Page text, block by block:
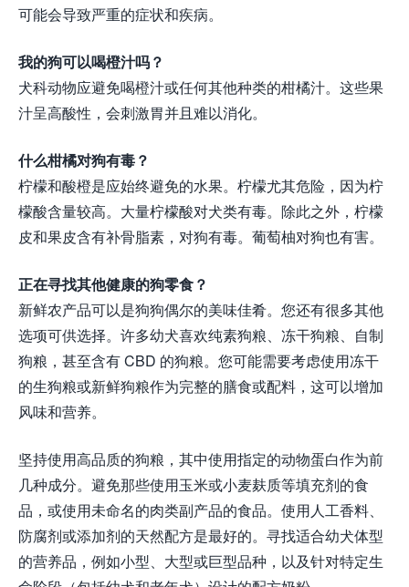
可能会导致严重的症状和疾病。
我的狗可以喝橙汁吗？
犬科动物应避免喝橙汁或任何其他种类的柑橘汁。这些果
汁呈高酸性，会刺激胃并且难以消化。
什么柑橘对狗有毒？
柠檬和酸橙是应始终避免的水果。柠檬尤其危险，因为柠
檬酸含量较高。大量柠檬酸对犬类有毒。除此之外，柠檬
皮和果皮含有补骨脂素，对狗有毒。葡萄柚对狗也有害。
正在寻找其他健康的狗零食？
新鲜农产品可以是狗狗偶尔的美味佳肴。您还有很多其他
选项可供选择。许多幼犬喜欢纯素狗粮、冻干狗粮、自制
狗粮，甚至含有 CBD 的狗粮。您可能需要考虑使用冻干
的生狗粮或新鲜狗粮作为完整的膳食或配料，这可以增加
风味和营养。
坚持使用高品质的狗粮，其中使用指定的动物蛋白作为前
几种成分。避免那些使用玉米或小麦麸质等填充剂的食
品，或使用未命名的肉类副产品的食品。使用人工香料、
防腐剂或添加剂的天然配方是最好的。寻找适合幼犬体型
的营养品，例如小型、大型或巨型品种，以及针对特定生